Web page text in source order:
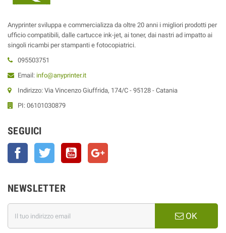
Anyprinter sviluppa e commercializza da oltre 20 anni i migliori prodotti per
ufficio compatibili, dalle cartucce ink-jet, ai toner, dai nastri ad impatto ai
singoli ricambi per stampanti e fotocopiatrici.
095503751
Email: info@anyprinter.it
Indirizzo: Via Vincenzo Giuffrida, 174/C - 95128 - Catania
PI: 06101030879
SEGUICI
Facebook Twitter YouTube
NEWSLETTER
OK